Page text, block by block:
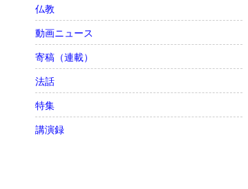
仏教
動画ニュース
寄稿（連載）
法話
特集
講演録